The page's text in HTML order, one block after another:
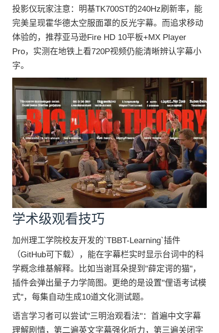
投影仪玩家注意：明基TK700ST的240Hz刷新率，能
完美呈现霍华德太空服面罩的反光字幕。而追求移动
体验的，推荐亚马逊Fire HD 10平板+MX Player
Pro，实测在地铁上看720P视频仍能清晰辨认字幕小
字。
学术级观看技巧
加州理工学院校友开发的`TBBT-Learning`插件
（GitHub可下载），能在字幕栏实时显示台词中的科
学概念维基解释。比如当谢耳朵提到"薛定谔的猫"，
插件会弹出量子力学简图。更绝的是设置"俚语考试模
式"，每集自动生成10道文化测试题。
语言学习者可以尝试"三明治观看法"：首遍中文字幕
理解剧情，第二遍英文字幕强化听力，第三遍关闭字